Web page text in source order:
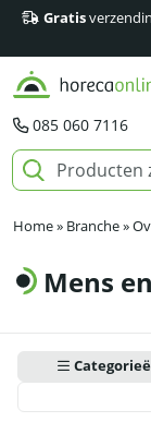
Gratis
085 060 7116
Home» Branche»
Mens